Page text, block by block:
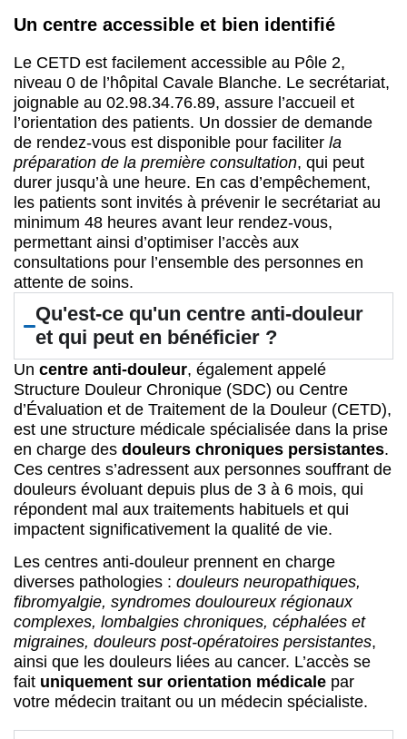
Un centre accessible et bien identifié
Le CETD est facilement accessible au Pôle 2,
niveau 0 de l’hôpital Cavale Blanche. Le secrétariat,
joignable au 02.98.34.76.89, assure l’accueil et
l’orientation des patients. Un dossier de demande
de rendez-vous est disponible pour faciliter la
préparation de la première consultation, qui peut
durer jusqu’à une heure. En cas d’empêchement,
les patients sont invités à prévenir le secrétariat au
minimum 48 heures avant leur rendez-vous,
permettant ainsi d’optimiser l’accès aux
consultations pour l’ensemble des personnes en
attente de soins.
Qu'est-ce qu'un centre anti-douleur
et qui peut en bénéficier ?
Un centre anti-douleur, également appelé
Structure Douleur Chronique (SDC) ou Centre
d’Évaluation et de Traitement de la Douleur (CETD),
est une structure médicale spécialisée dans la prise
en charge des douleurs chroniques persistantes.
Ces centres s’adressent aux personnes souffrant de
douleurs évoluant depuis plus de 3 à 6 mois, qui
répondent mal aux traitements habituels et qui
impactent significativement la qualité de vie.
Les centres anti-douleur prennent en charge
diverses pathologies : douleurs neuropathiques,
fibromyalgie, syndromes douloureux régionaux
complexes, lombalgies chroniques, céphalées et
migraines, douleurs post-opératoires persistantes,
ainsi que les douleurs liées au cancer. L’accès se
fait uniquement sur orientation médicale par
votre médecin traitant ou un médecin spécialiste.